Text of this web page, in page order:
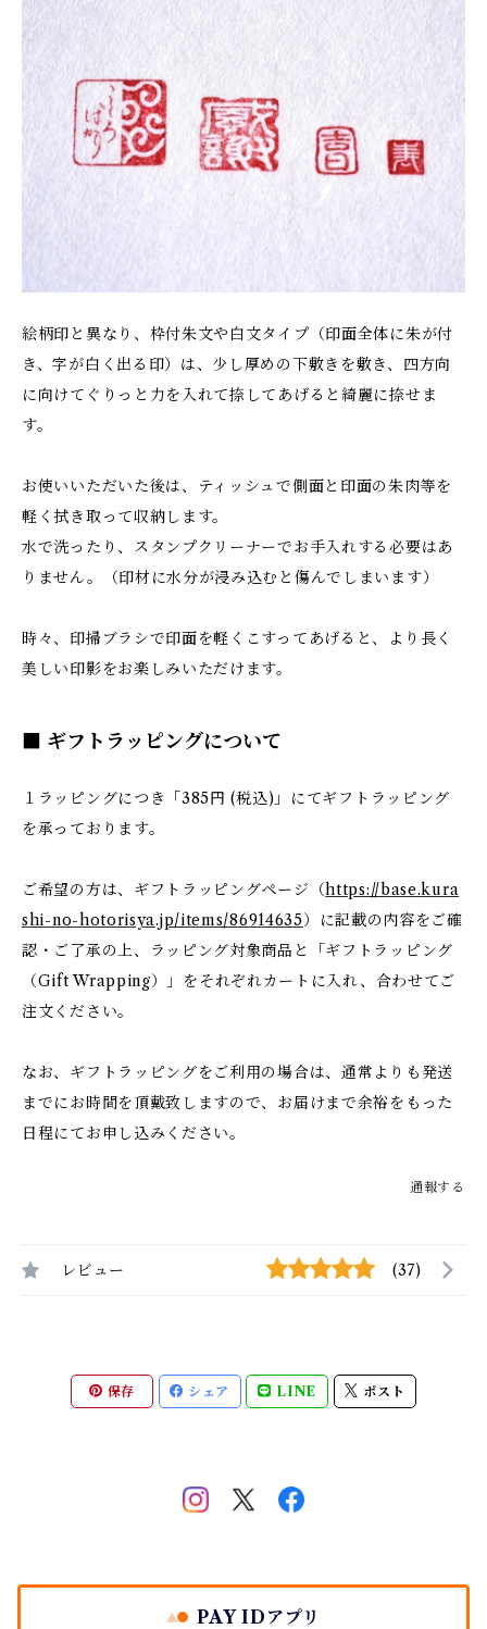
絵柄印と異なり、枠付朱文や白文タイプ（印面全体に朱が付
き、字が白く出る印）は、少し厚めの下敷きを敷き、四方向
に向けてぐりっと力を入れて捺してあげると綺麗に捺せま
す。
お使いいただいた後は、ティッシュで側面と印面の朱肉等を
軽く拭き取って収納します。
水で洗ったり、スタンプクリーナーでお手入れする必要はあ
りません。（印材に水分が浸み込むと傷んでしまいます）
時々、印掃ブラシで印面を軽くこすってあげると、より長く
美しい印影をお楽しみいただけます。
■ ギフトラッピングについて
１ラッピングにつき「385円 (税込)」にてギフトラッピング
を承っております。
ご希望の方は、ギフトラッピングページ（https://base.kura
shi-no-hotorisya.jp/items/86914635）に記載の内容をご確
認・ご了承の上、ラッピング対象商品と「ギフトラッピング
（Gift Wrapping）」をそれぞれカートに入れ、合わせてご
注文ください。
なお、ギフトラッピングをご利用の場合は、通常よりも発送
までにお時間を頂戴致しますので、お届けまで余裕をもった
日程にてお申し込みください。
通報する
レビュー (37)
保存 シェア LINE ポスト
PAY IDアプリ